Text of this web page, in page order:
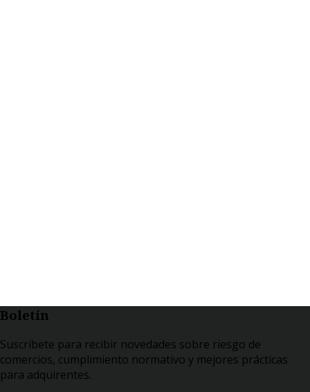
Boletín
Suscríbete para recibir novedades sobre riesgo de
comercios, cumplimiento normativo y mejores prácticas
para adquirentes.